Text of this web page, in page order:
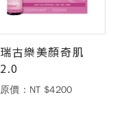
瑞古樂美顏奇肌
2.0
原價：NT $4200